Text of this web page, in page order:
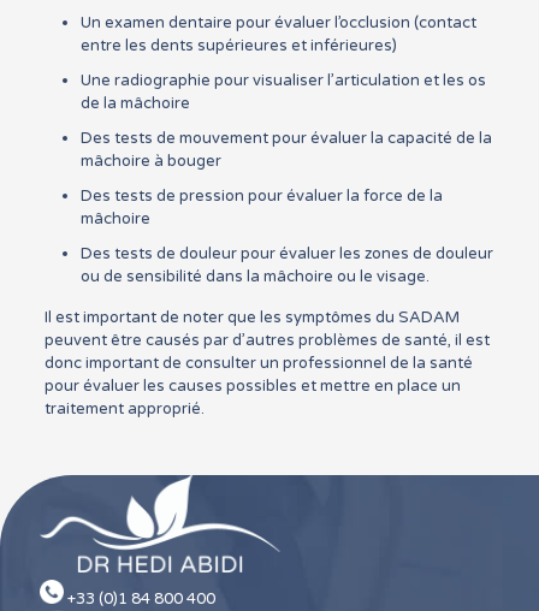
Un examen dentaire pour évaluer l’occlusion (contact
entre les dents supérieures et inférieures)
Une radiographie pour visualiser l’articulation et les os
de la mâchoire
Des tests de mouvement pour évaluer la capacité de la
mâchoire à bouger
Des tests de pression pour évaluer la force de la
mâchoire
Des tests de douleur pour évaluer les zones de douleur
ou de sensibilité dans la mâchoire ou le visage.
Il est important de noter que les symptômes du SADAM
peuvent être causés par d’autres problèmes de santé, il est
donc important de consulter un professionnel de la santé
pour évaluer les causes possibles et mettre en place un
traitement approprié.
+33 (0)1 84 800 400